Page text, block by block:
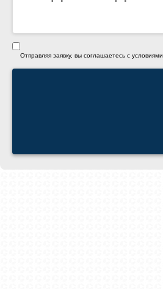
Отправляя заявку, вы соглашаетесь с условиями